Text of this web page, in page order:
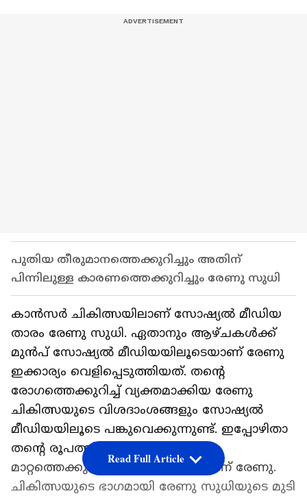
പുതിയ തീരുമാനത്തെക്കുറിച്ചും അതിന്
പിന്നിലുള്ള കാരണത്തെക്കുറിച്ചും രേണു സുധി
കാന്‍സര്‍ ചികിത്സയിലാണ് സോഷ്യല്‍ മീഡിയ
താരം രേണു സുധി. ഏതാനും ആഴ്ചകള്‍ക്ക്
മുന്‍പ് സോഷ്യല്‍ മീഡിയയിലൂടെയാണ് രേണു
ഇക്കാര്യം വെളിപ്പെടുത്തിയത്. തന്‍റെ
രോഗത്തെക്കുറിച്ച് വ്യക്തമാക്കിയ രേണു
ചികിത്സയുടെ വിശദാംശങ്ങളും സോഷ്യല്‍
മീഡിയയിലൂടെ പങ്കുവെക്കുന്നുണ്ട്. ഇപ്പോഴിതാ
തന്‍റെ രൂപത്തില്‍ വരുത്തിയ ഒരു
മാറ്റത്തെക്കുറിച്ച് അറിയിക്കുകയാണ് രേണു.
ചികിത്സയുടെ ഭാഗമായി രേണു സുധിയുടെ മുടി
Read Full Article